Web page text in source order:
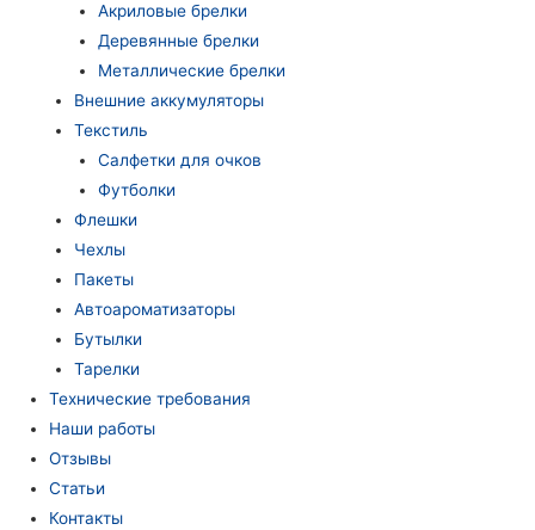
Акриловые брелки
Деревянные брелки
Металлические брелки
Внешние аккумуляторы
Текстиль
Салфетки для очков
Футболки
Флешки
Чехлы
Пакеты
Автоароматизаторы
Бутылки
Тарелки
Технические требования
Наши работы
Отзывы
Статьи
Контакты